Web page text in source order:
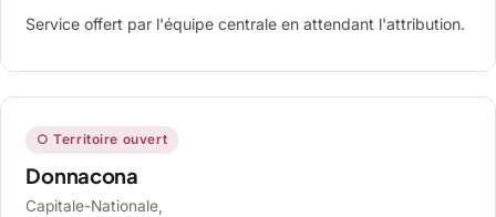
Service offert par l'équipe centrale en attendant l'attribution.
○ Territoire ouvert
Donnacona
Capitale-Nationale,